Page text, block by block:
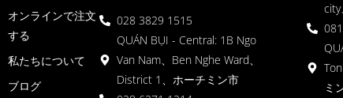
オンラインで注文
する
私たちについて
ブログ
028 3829 1515
QUÁN BỤI - Central: 1B Ngo
Van Nam、Ben Nghe Ward、
District 1、ホーチミン市
ミ